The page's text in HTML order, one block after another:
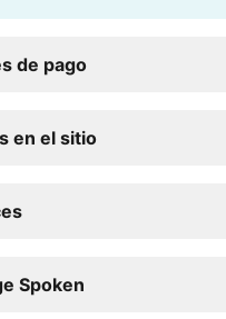
de pago
en el sitio
Spoken